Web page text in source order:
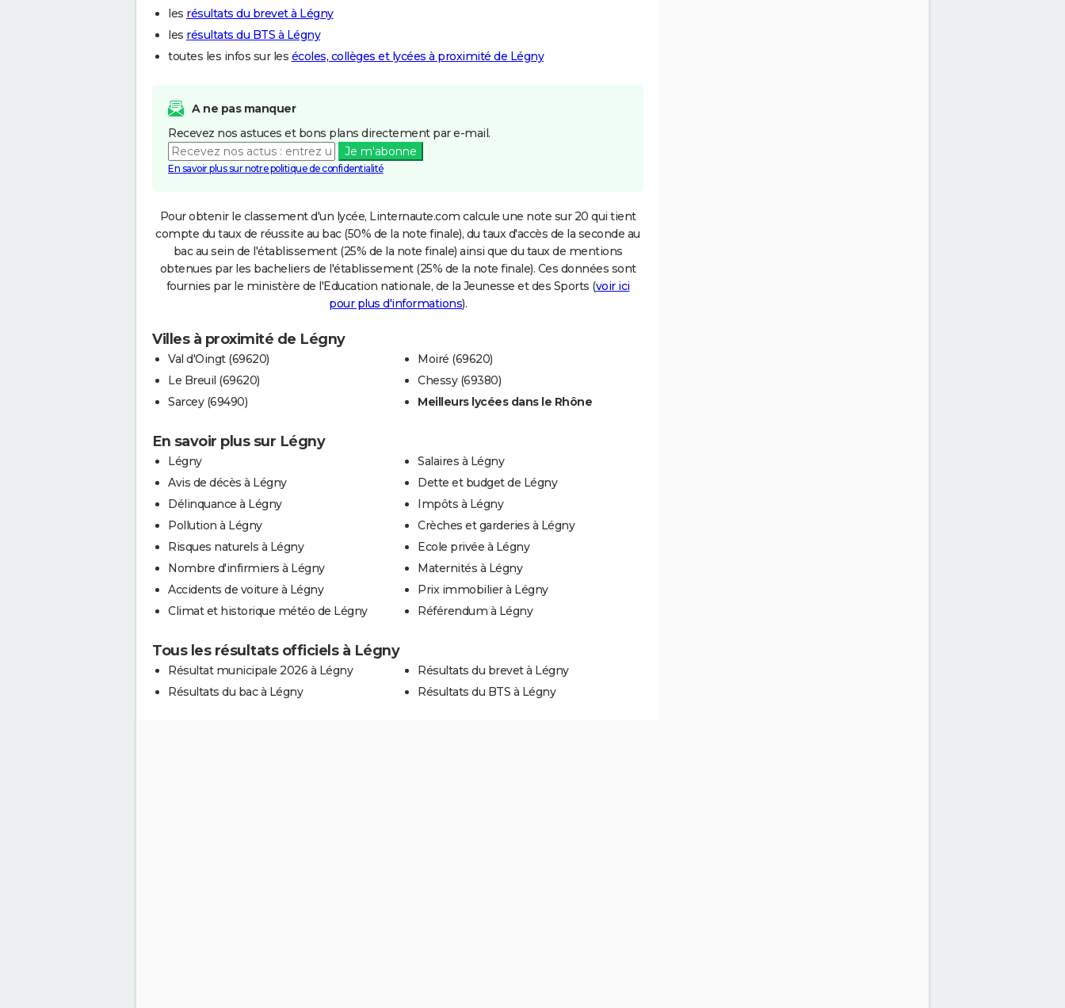
les résultats du brevet à Légny
les résultats du BTS à Légny
toutes les infos sur les écoles, collèges et lycées à proximité de Légny
A ne pas manquer
Recevez nos astuces et bons plans directement par e-mail.
Je m'abonne
En savoir plus sur notre politique de confidentialité
Pour obtenir le classement d'un lycée, Linternaute.com calcule une note sur 20 qui tient
compte du taux de réussite au bac (50% de la note finale), du taux d'accès de la seconde au
bac au sein de l'établissement (25% de la note finale) ainsi que du taux de mentions
obtenues par les bacheliers de l'établissement (25% de la note finale). Ces données sont
fournies par le ministère de l'Education nationale, de la Jeunesse et des Sports (voir ici
pour plus d'informations).
Villes à proximité de Légny
Val d'Oingt (69620)
Le Breuil (69620)
Sarcey (69490)
Moiré (69620)
Chessy (69380)
Meilleurs lycées dans le Rhône
En savoir plus sur Légny
Légny
Avis de décès à Légny
Délinquance à Légny
Pollution à Légny
Risques naturels à Légny
Nombre d'infirmiers à Légny
Accidents de voiture à Légny
Climat et historique météo de Légny
Salaires à Légny
Dette et budget de Légny
Impôts à Légny
Crèches et garderies à Légny
Ecole privée à Légny
Maternités à Légny
Prix immobilier à Légny
Référendum à Légny
Tous les résultats officiels à Légny
Résultat municipale 2026 à Légny
Résultats du bac à Légny
Résultats du brevet à Légny
Résultats du BTS à Légny